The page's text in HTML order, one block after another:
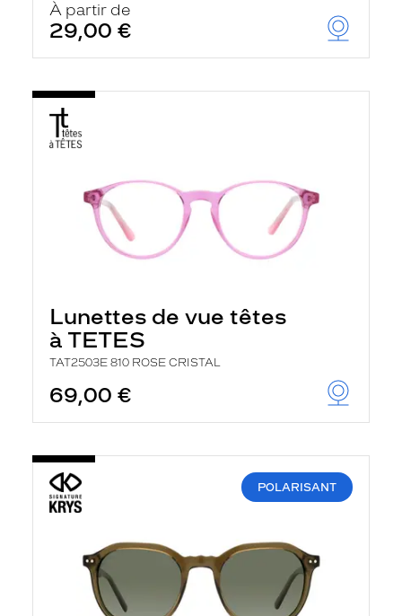
À partir de
29,00 €
Lunettes de vue têtes
à TETES
TAT2503E 810 ROSE CRISTAL
69,00 €
POLARISANT